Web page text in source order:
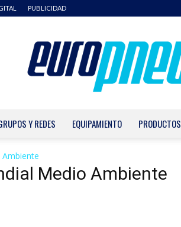
PUBLICIDAD
Y REDES EQUIPAMIENTO PRODUCTOS
Medio Ambiente